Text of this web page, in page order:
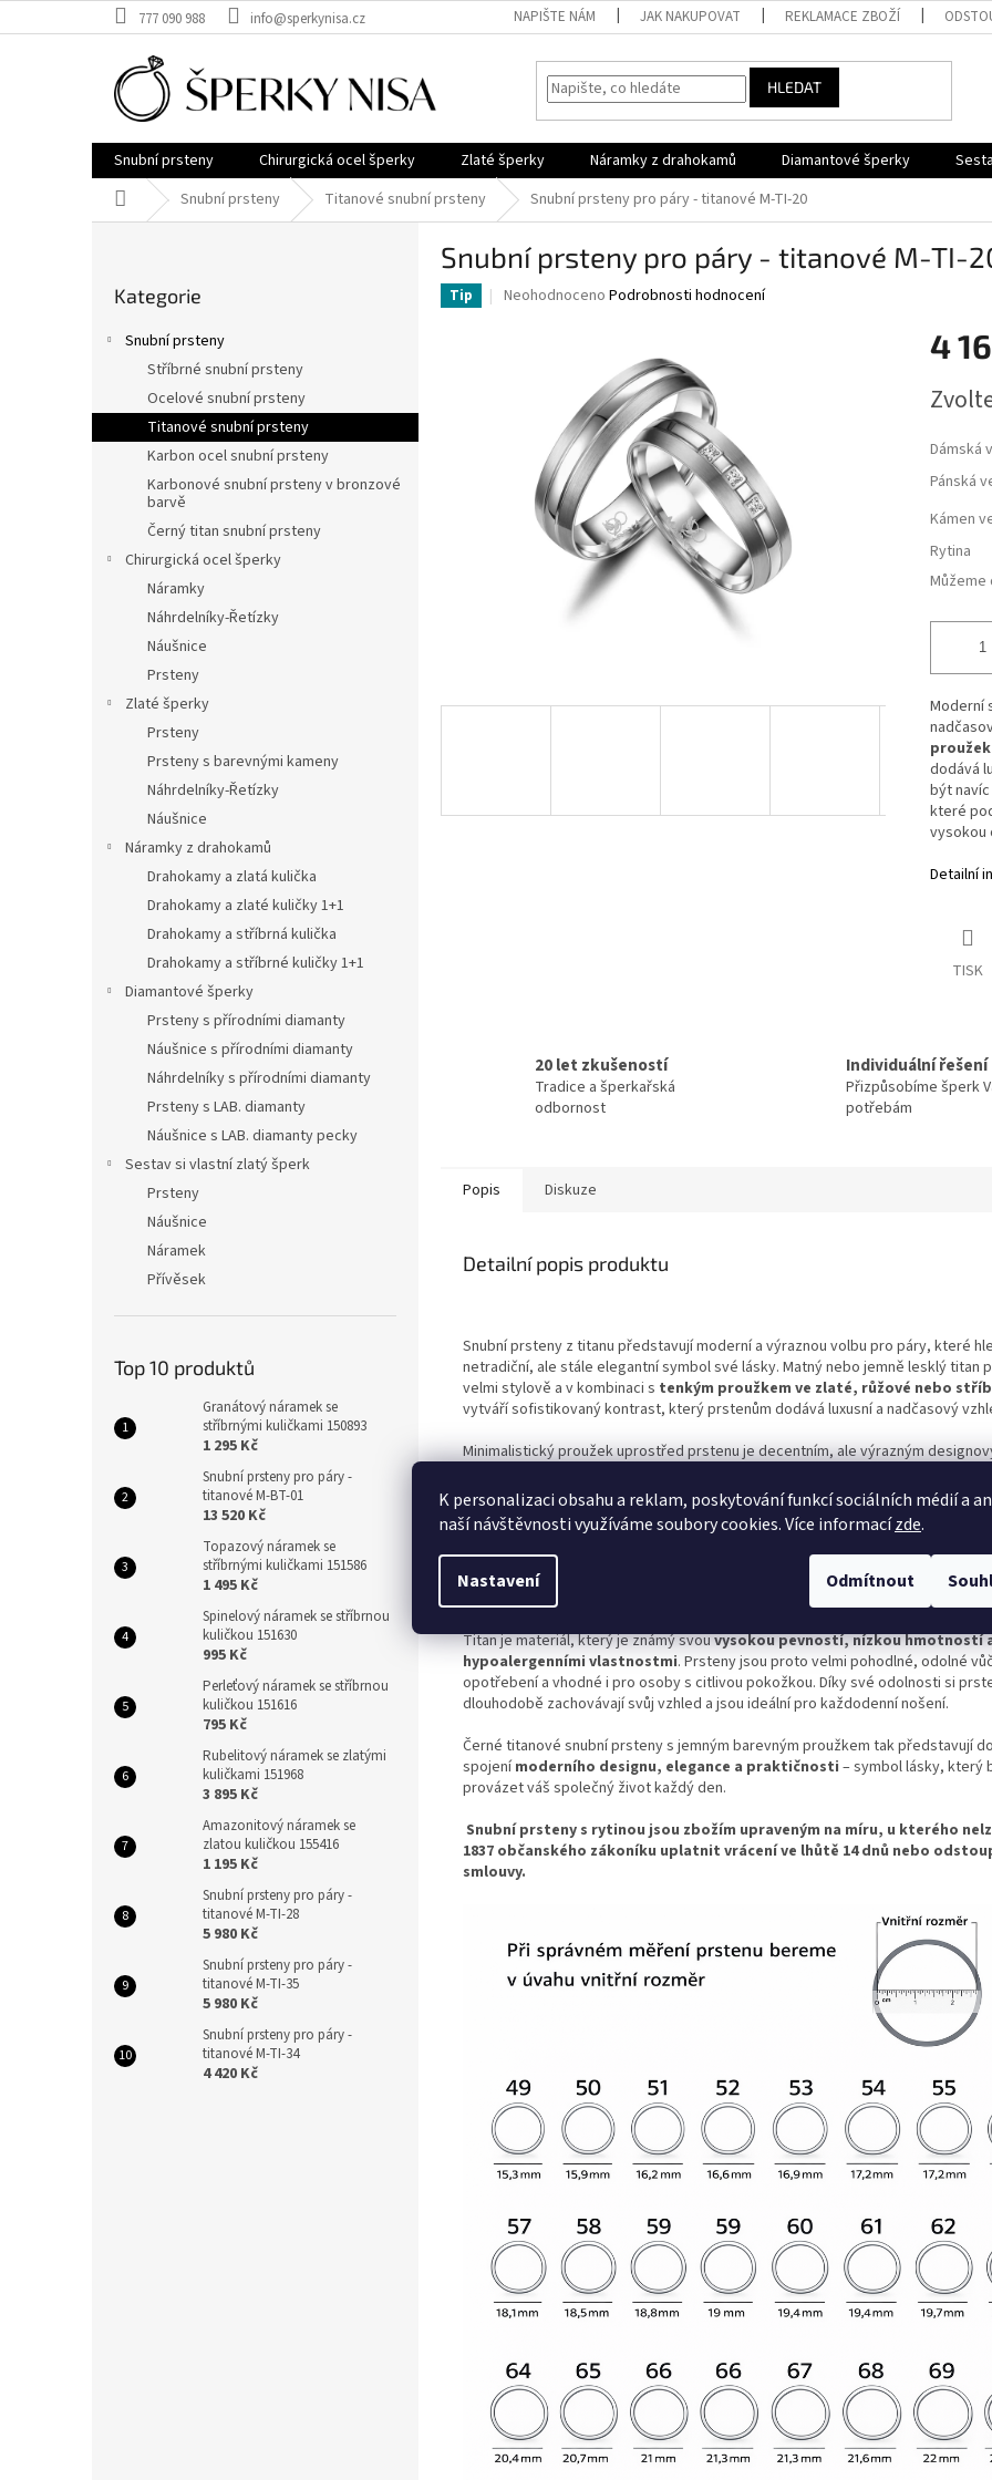
K personalizaci obsahu a reklam, poskytování funkcí sociálních médií a
naší návštěvnosti využíváme soubory cookies. Více informacízde.
Nastavení Odmítnout
na
777 090 988 info@sperkynisa.cz NAPIŠTE NÁM JAK NAKUPOVAT REKLAMACE ZBOŽÍ
HLEDAT
Snubní prsteny Chirurgická ocel šperky Zlaté šperky Náramky z drahokamů Diamantové šperky
Domů Snubní prsteny Titanové snubní prsteny Snubní prsteny pro páry - titanové M-TI-20
kategorie
Kategorie
Snubní prsteny
Stříbrné snubní prsteny
Ocelové snubní prsteny
Titanové snubní prsteny
Karbon ocel snubní prsteny
Karbonové snubní prsteny v bronzové
barvě
Černý titan snubní prsteny
Chirurgická ocel šperky
Náramky
Náhrdelníky-Řetízky
Náušnice
Prsteny
Zlaté šperky
Prsteny
Prsteny s barevnými kameny
Náhrdelníky-Řetízky
Náušnice
Náramky z drahokamů
Drahokamy a zlatá kulička
Drahokamy a zlaté kuličky 1+1
Drahokamy a stříbrná kulička
Drahokamy a stříbrné kuličky 1+1
Diamantové šperky
Prsteny s přírodními diamanty
Náušnice s přírodními diamanty
Náhrdelníky s přírodními diamanty
Prsteny s LAB. diamanty
Náušnice s LAB. diamanty pecky
Sestav si vlastní zlatý šperk
Prsteny
Náušnice
Náramek
Přívěsek
Top 10 produktů
Granátový náramek se
stříbrnými kuličkami 150893
1 295 Kč
Snubní prsteny pro páry -
titanové M-BT-01
13 520 Kč
Topazový náramek se
stříbrnými kuličkami 151586
1 495 Kč
Spinelový náramek se stříbrnou
kuličkou 151630
995 Kč
Perleťový náramek se stříbrnou
kuličkou 151616
795 Kč
Rubelitový náramek se zlatými
kuličkami 151968
3 895 Kč
Amazonitový náramek se
zlatou kuličkou 155416
1 195 Kč
Snubní prsteny pro páry -
titanové M-TI-28
5 980 Kč
Snubní prsteny pro páry -
titanové M-TI-35
5 980 Kč
Snubní prsteny pro páry -
titanové M-TI-34
4 420 Kč
Snubní prsteny pro páry - titanové M-TI-
Tip
Průměrné
hvězdiček.
Neohodnoceno Podrobnosti hodnocení
4
cena:
Dámská
Pánská
Kámen
Rytina
Můžeme
Moderní
dodává
být
které
vysokou
Detailní
TISK
20 let zkušeností
Tradice a šperkařská
odbornost
Individuální řešení
Přizpůsobíme šperk
potřebám
Popis Diskuze
Detailní popis produktu
Snubní prsteny z titanu představují moderní a výraznou volbu pro páry, které
netradiční, ale stále elegantní symbol své lásky. Matný nebo jemně lesklý titan
velmi stylově a v kombinaci s tenkým proužkem ve zlaté, růžové nebo
vytváří sofistikovaný kontrast, který prstenům dodává luxusní a nadčasový
Minimalistický proužek uprostřed prstenu je decentním, ale výrazným
elegancí a precizním zpracováním. Tato kombinace barev je ideální pro páry,
moderní prsteny s jemným nádechem klasiky.
Dámská varianta prstenu je často doplněna
osazením zirkony nebo pravými
které dodávají prstenu jemný třpyt a luxusní detail. Kameny jsou zasazeny tak,
vynikly na tmavém podkladu prstenu a zároveň zůstaly pohodlné pro
Titan je materiál, který je známý svouvysokou pevností, nízkou hmotností
hypoalergenními vlastnostmi. Prsteny jsou proto velmi pohodlné, odolné
opotřebení a vhodné i pro osoby s citlivou pokožkou. Díky své odolnosti si
dlouhodobě zachovávají svůj vzhled a jsou ideální pro každodenní nošení.
Černé titanové snubní prsteny s jemným barevným proužkem tak představují
spojenímoderního designu, elegance a praktičnosti – symbol lásky, který
provázet váš společný život každý den.
Snubní prsteny s rytinou jsou zbožím upraveným na míru, u kterého
1837 občanského zákoníku uplatnit vrácení ve lhůtě 14 dnů nebo
smlouvy.